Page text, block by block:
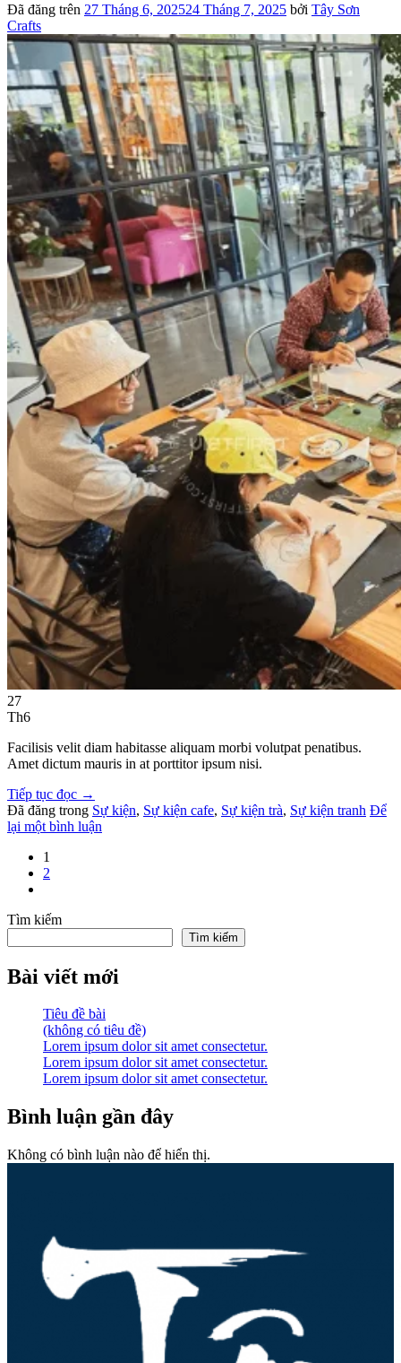
Đã đăng trên 27 Tháng 6, 202524 Tháng 7, 2025 bởi Tây Sơn
Crafts
27
Th6
Facilisis velit diam habitasse aliquam morbi volutpat penatibus.
Amet dictum mauris in at porttitor ipsum nisi.
Tiếp tục đọc →
Đã đăng trong Sự kiện, Sự kiện cafe, Sự kiện trà, Sự kiện tranh Để
lại một bình luận
1
2
Tìm kiếm
Tìm kiếm
Bài viết mới
Tiêu đề bài
(không có tiêu đề)
Lorem ipsum dolor sit amet consectetur.
Lorem ipsum dolor sit amet consectetur.
Lorem ipsum dolor sit amet consectetur.
Bình luận gần đây
Không có bình luận nào để hiển thị.